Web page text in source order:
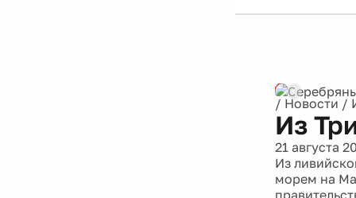
/ Новости /
Из
21 августа
Из
морем на